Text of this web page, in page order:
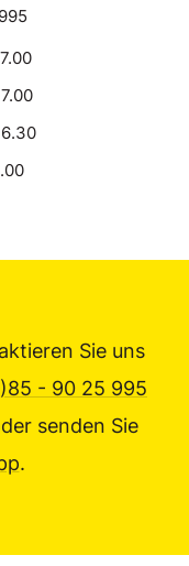
Sie uns
- 90 25 995
senden Sie
.